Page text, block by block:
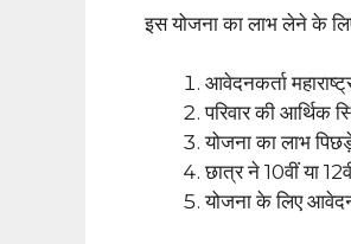
इस योजना का लाभ लेने के लिए
आवेदनकर्ता
परिवार की आर्थिक
योजना का लाभ
छात्र ने 10वीं या
योजना के लिए